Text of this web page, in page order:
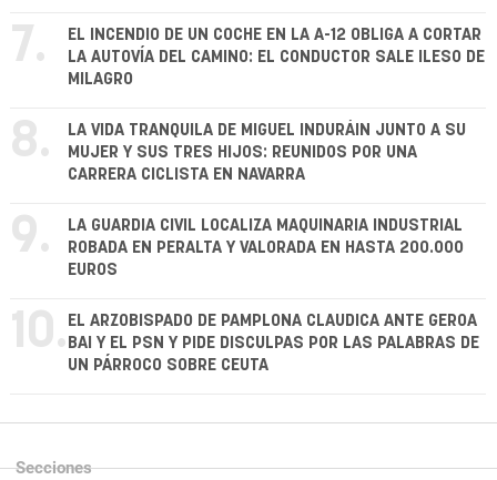
7.
EL INCENDIO DE UN COCHE EN LA A-12 OBLIGA A CORTAR
LA AUTOVÍA DEL CAMINO: EL CONDUCTOR SALE ILESO DE
MILAGRO
8.
LA VIDA TRANQUILA DE MIGUEL INDURÁIN JUNTO A SU
MUJER Y SUS TRES HIJOS: REUNIDOS POR UNA
CARRERA CICLISTA EN NAVARRA
9.
LA GUARDIA CIVIL LOCALIZA MAQUINARIA INDUSTRIAL
ROBADA EN PERALTA Y VALORADA EN HASTA 200.000
EUROS
10. EL ARZOBISPADO DE PAMPLONA CLAUDICA ANTE GEROA
BAI Y EL PSN Y PIDE DISCULPAS POR LAS PALABRAS DE
UN PÁRROCO SOBRE CEUTA
Secciones